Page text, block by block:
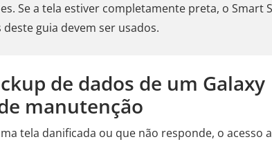
Se a tela estiver completamente preta, o Smart
guia devem ser usados.
de dados de um Galaxy
manutenção
tela danificada ou que não responde, o acesso